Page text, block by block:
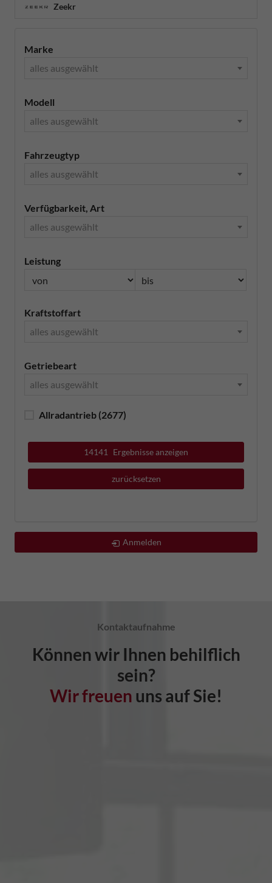
Zeekr
Marke
alles ausgewählt
Modell
alles ausgewählt
Fahrzeugtyp
alles ausgewählt
Verfügbarkeit, Art
alles ausgewählt
Leistung
Kraftstoffart
alles ausgewählt
Getriebeart
alles ausgewählt
Allradantrieb (2677)
14141 Ergebnisse anzeigen
zurücksetzen
Anmelden
Kontaktaufnahme
Können wir Ihnen behilflich
sein?
Wir freuen uns auf Sie!